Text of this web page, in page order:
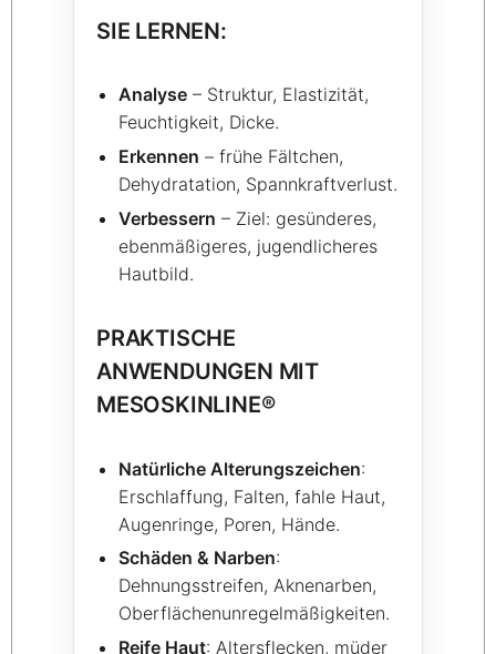
SIE LERNEN:
Analyse – Struktur, Elastizität,
Feuchtigkeit, Dicke.
Erkennen – frühe Fältchen,
Dehydratation, Spannkraftverlust.
Verbessern – Ziel: gesünderes,
ebenmäßigeres, jugendlicheres
Hautbild.
PRAKTISCHE
ANWENDUNGEN MIT
MESOSKINLINE®
Natürliche Alterungszeichen:
Erschlaffung, Falten, fahle Haut,
Augenringe, Poren, Hände.
Schäden & Narben:
Dehnungsstreifen, Aknenarben,
Oberflächenunregelmäßigkeiten.
Reife Haut: Altersflecken, müder